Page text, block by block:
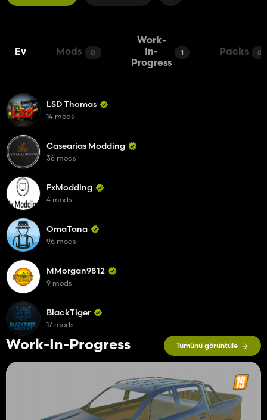
dans la description de mes mods.
Ev Mods 0
Work-
In-
Progress
1 Packs 0
Work-In-Progress Tümünü görüntüle
LSD Thomas
14 mods
Casearias Modding
36 mods
FxModding
4 mods
OmaTana
96 mods
MMorgan9812
9 mods
BlackTiger
17 mods